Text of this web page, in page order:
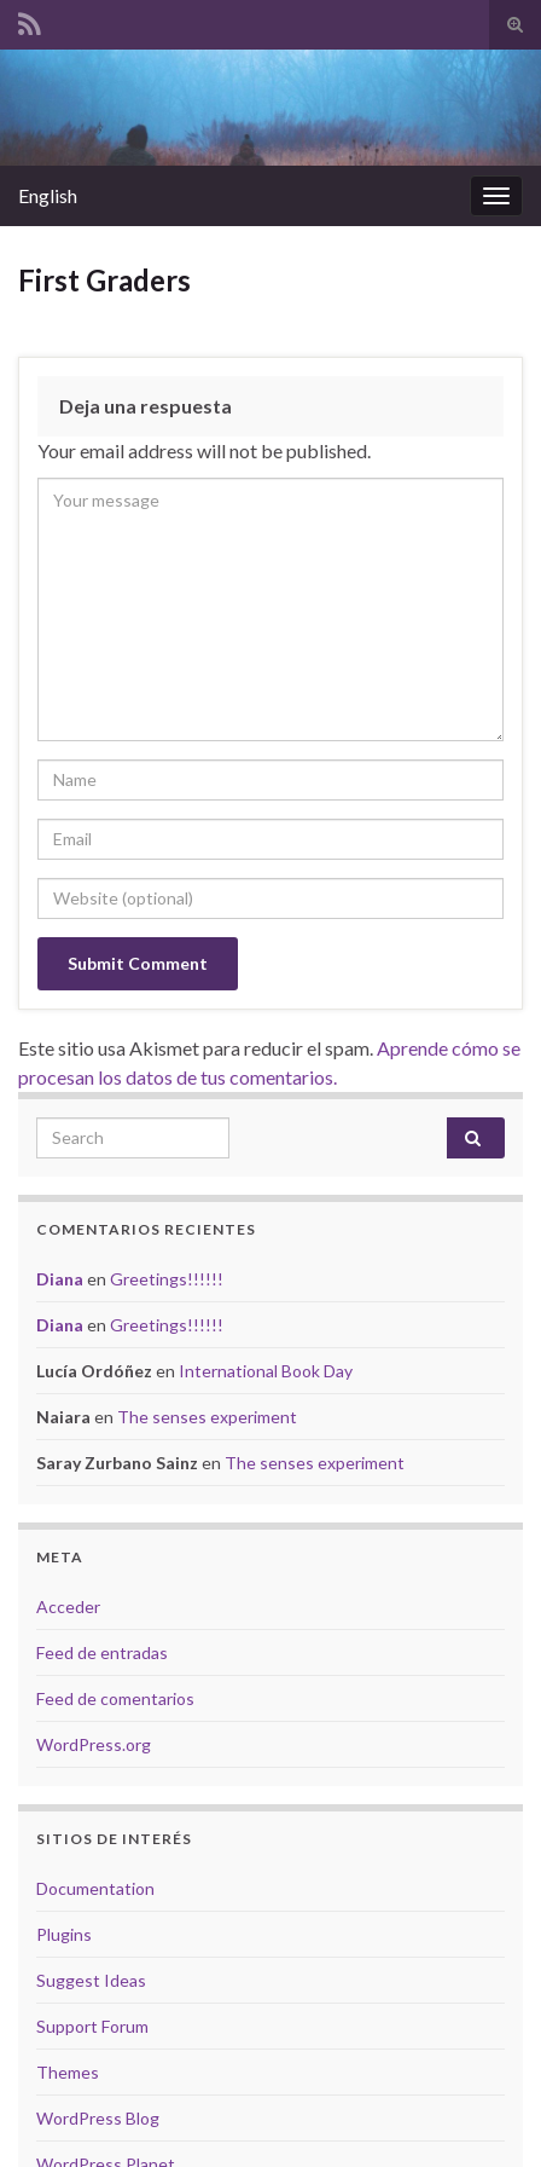
English
First Graders
Deja una respuesta
Your email address will not be published.
Este sitio usa Akismet para reducir el spam. Aprende cómo se
procesan los datos de tus comentarios.
Search for:
COMENTARIOS RECIENTES
Diana en Greetings!!!!!!
Diana en Greetings!!!!!!
Lucía Ordóñez en International Book Day
Naiara en The senses experiment
Saray Zurbano Sainz en The senses experiment
META
Acceder
Feed de entradas
Feed de comentarios
WordPress.org
SITIOS DE INTERÉS
Documentation
Plugins
Suggest Ideas
Support Forum
Themes
WordPress Blog